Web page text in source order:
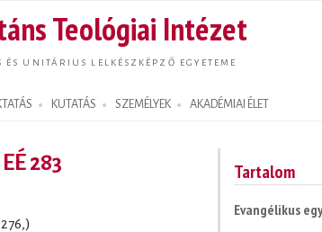
tartalomra
Teológiai Intézet
UNITÁRIUS LELKÉSZKÉPZŐ EGYETEME
KUTATÁS SZEMÉLYEK AKADÉMIAI ÉLET
283 Tartalom
Evangélikus